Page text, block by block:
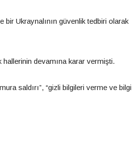
Ukraynalının güvenlik tedbiri olarak
devamına karar vermişti.
saldırı”, “gizli bilgileri verme ve bilgi